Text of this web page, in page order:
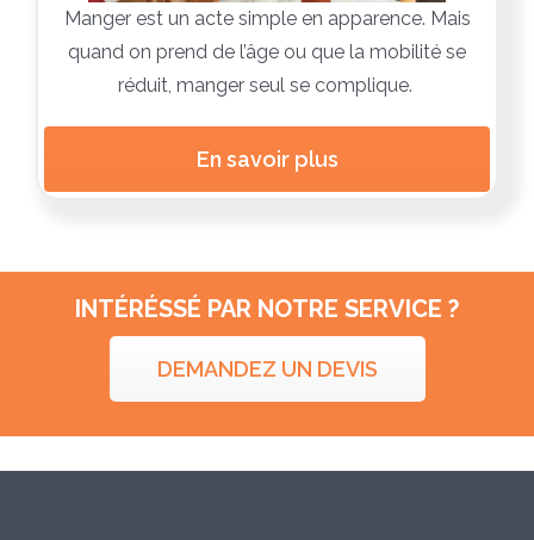
Manger est un acte simple en apparence. Mais
quand on prend de l’âge ou que la mobilité se
réduit, manger seul se complique.
En savoir plus
INTÉRÉSSÉ PAR NOTRE SERVICE ?
DEMANDEZ UN DEVIS